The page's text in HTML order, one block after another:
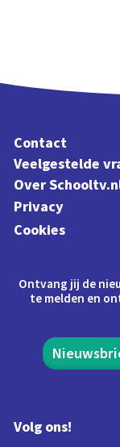
Contact
Veelgestelde
Over
Privacy
Cookies
Ontvang jij de
te melden en
Volg ons!